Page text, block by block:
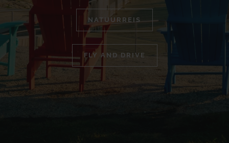
NATUURREIS
FLY AND DRIVE